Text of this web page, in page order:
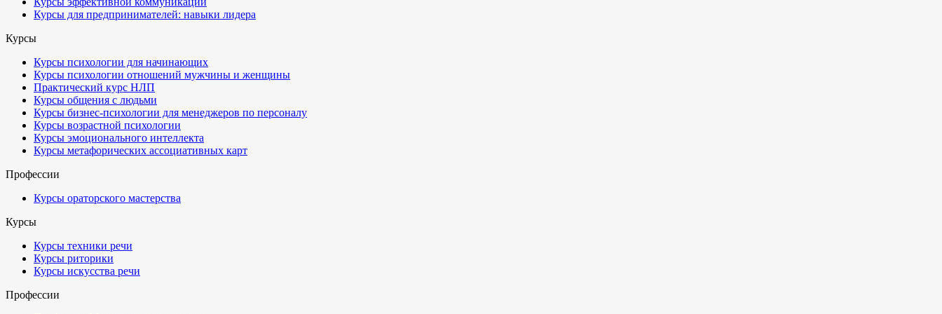
Курсы для предпринимателей: навыки лидера
Курсы
Курсы психологии для начинающих
Курсы психологии отношений мужчины и женщины
Практический курс НЛП
Курсы общения с людьми
Курсы бизнес-психологии для менеджеров по персоналу
Курсы возрастной психологии
Курсы эмоционального интеллекта
Курсы метафорических ассоциативных карт
Профессии
Курсы ораторского мастерства
Курсы
Курсы техники речи
Курсы риторики
Курсы искусства речи
Профессии